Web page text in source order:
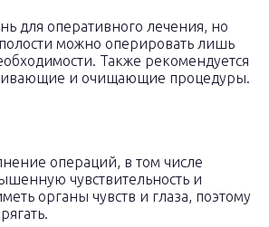
для оперативного лечения, но
можно оперировать лишь
Также рекомендуется
и очищающие процедуры.
операций, в том числе
чувствительность и
органы чувств и глаза, поэтому